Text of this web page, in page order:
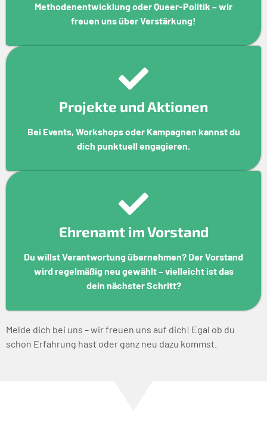
Methodenentwicklung oder Queer-Politik – wir
freuen uns über Verstärkung!
Projekte und Aktionen
Bei Events, Workshops oder Kampagnen kannst du
dich punktuell engagieren.
Ehrenamt im Vorstand
Du willst Verantwortung übernehmen? Der Vorstand
wird regelmäßig neu gewählt – vielleicht ist das
dein nächster Schritt?
Melde dich bei uns – wir freuen uns auf dich! Egal ob du
schon Erfahrung hast oder ganz neu dazu kommst.